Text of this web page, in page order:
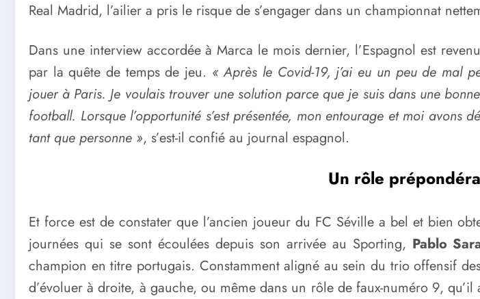
Real Madrid, l’ailier a pris le risque de s’engager dans un championnat
Dans une interview accordée à Marca le mois dernier, l’Espagnol est
par la quête de temps de jeu. « Après le Covid-19, j’ai eu un peu de mal
jouer à Paris. Je voulais trouver une solution parce que je suis dans une
football. Lorsque l’opportunité s’est présentée, mon entourage et moi
tant que personne », s’est-il confié au journal espagnol.
Un rôle
Et force est de constater que l’ancien joueur du FC Séville a bel et bien
journées qui se sont écoulées depuis son arrivée au Sporting, Pablo
champion en titre portugais. Constamment aligné au sein du trio offensif
d’évoluer à droite, à gauche, ou même dans un rôle de faux-numéro 9,